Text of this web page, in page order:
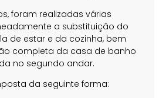
foram realizadas várias
a substituição do
de estar e da cozinha, bem
completa da casa de banho
no segundo andar.
da seguinte forma: